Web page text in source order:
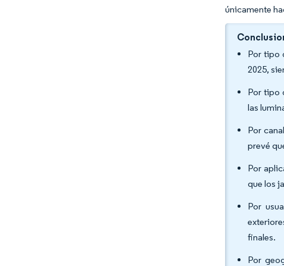
únicamente
Por tipo
2025,
Por tipo
las
Por
prevé
Por
que los
Por
finales.
Por